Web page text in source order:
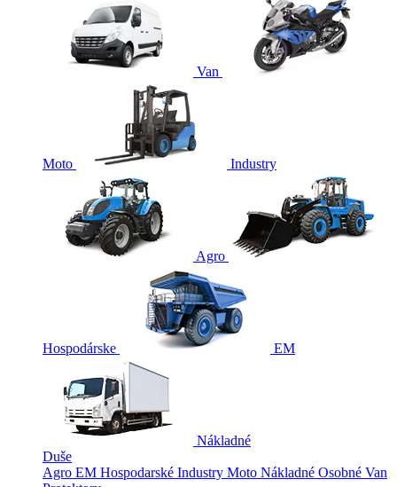
Van
Moto Industry
Agro
Hospodárske EM
Nákladné
Duše
Agro EM Hospodarské Industry Moto Nákladné Osobné Van